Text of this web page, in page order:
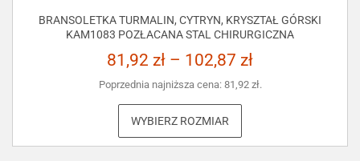
BRANSOLETKA TURMALIN, CYTRYN, KRYSZTAŁ GÓRSKI
KAM1083 POZŁACANA STAL CHIRURGICZNA
81,92 zł – 102,87 zł
Poprzednia najniższa cena: 81,92 zł.
WYBIERZ ROZMIAR